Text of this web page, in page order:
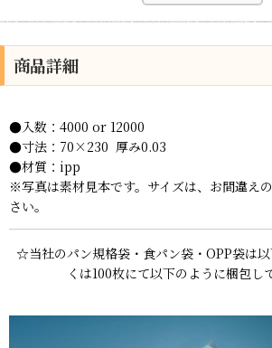
商品詳細
●入数：4000 or 12000
●寸法：70×230 厚み0.03
●材質：ipp
※写真は素材見本です。サイズは、お間違え
さい。
☆当社のパン規格袋・食パン袋・OPP袋は
くは100枚にて以下のように梱包し